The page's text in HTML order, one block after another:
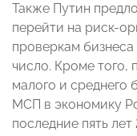
Также Путин
перейти на риск-
проверкам
число. Кроме того,
малого и среднего
МСП в экономику
последние пять